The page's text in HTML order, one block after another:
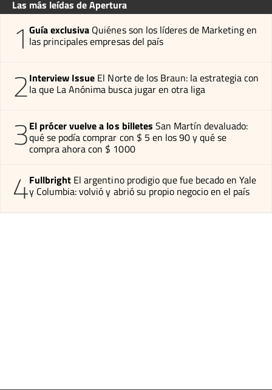
Las más leídas de Apertura
1 Guía exclusiva Quiénes son los líderes de Marketing en
las principales empresas del país
2Interview Issue El Norte de los Braun: la estrategia con
la que La Anónima busca jugar en otra liga
3El prócer vuelve a los billetes San Martín devaluado:
qué se podía comprar con $ 5 en los 90 y qué se
compra ahora con $ 1000
4Fullbright El argentino prodigio que fue becado en Yale
y Columbia: volvió y abrió su propio negocio en el país